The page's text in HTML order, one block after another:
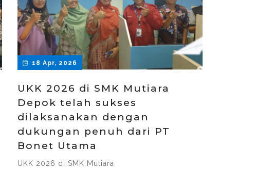
18 Apr, 2026
UKK 2026 di SMK Mutiara
Depok telah sukses
dilaksanakan dengan
dukungan penuh dari PT
Bonet Utama
UKK 2026 di SMK Mutiara